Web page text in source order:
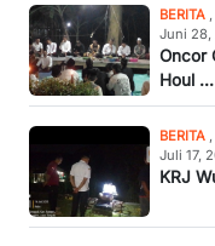
BERITA
Juni 28,
Oncor
Houl ...
BERITA
Juli 17,
KRJ